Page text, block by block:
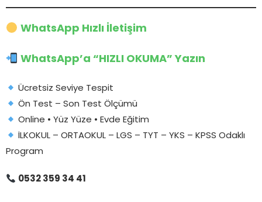
WhatsApp Hızlı İletişim
WhatsApp’a “HIZLI OKUMA” Yazın
Ücretsiz Seviye Tespit
Ön Test – Son Test Ölçümü
Online • Yüz Yüze • Evde Eğitim
İLKOKUL – ORTAOKUL – LGS – TYT – YKS – KPSS Odaklı
Program
0532 359 34 41